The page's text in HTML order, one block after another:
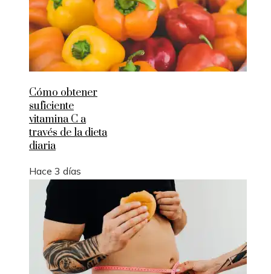
Cómo obtener
suficiente
vitamina C a
través de la dieta
diaria
Hace 3 días